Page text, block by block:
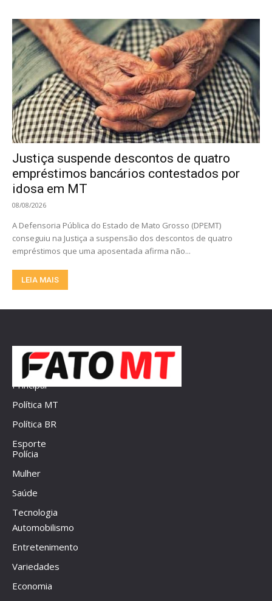
Justiça suspende descontos de quatro
empréstimos bancários contestados por
idosa em MT
08/08/2026
A Defensoria Pública do Estado de Mato Grosso (DPEMT)
conseguiu na Justiça a suspensão dos descontos de quatro
empréstimos que uma aposentada afirma não...
LEIA MAIS
Principal
Política MT
Política BR
Esporte
Polícia
Mulher
Saúde
Tecnologia
Automobilismo
Entretenimento
Variedades
Economia